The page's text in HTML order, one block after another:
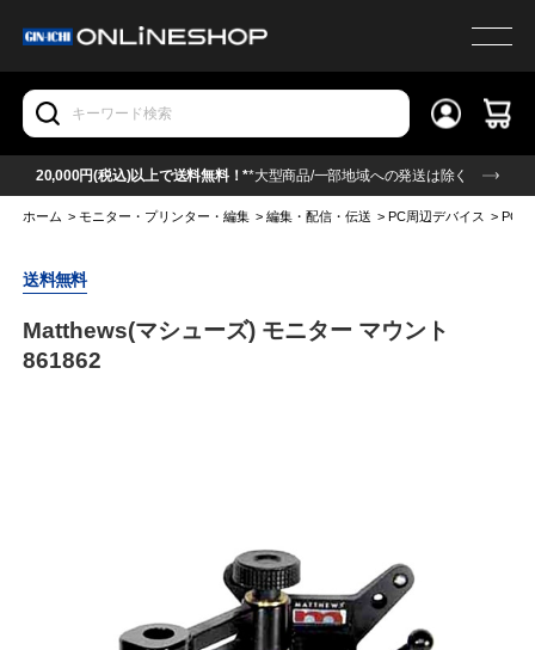
20,000円(税込)以上で送料無料！**大型商品/一部地域への発送は除く
ホーム >モニター・プリンター・編集 >編集・配信・伝送 >PC周辺デバイス >PC
送料無料
Matthews(マシューズ) モニター マウント
861862